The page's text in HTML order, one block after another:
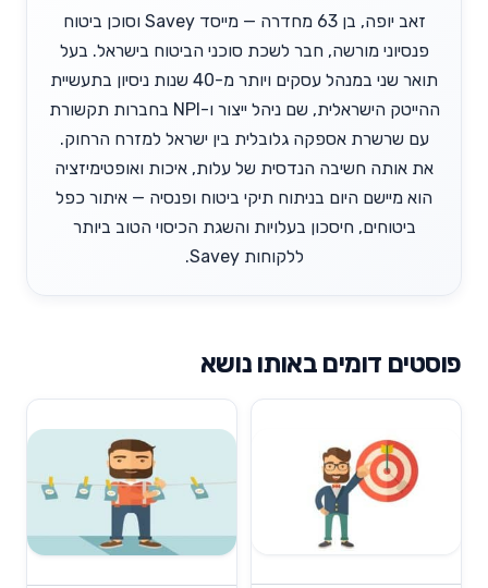
זאב יופה, בן 63 מחדרה — מייסד Savey וסוכן ביטוח
פנסיוני מורשה, חבר לשכת סוכני הביטוח בישראל. בעל
תואר שני במנהל עסקים ויותר מ-40 שנות ניסיון בתעשיית
ההייטק הישראלית, שם ניהל ייצור ו-NPI בחברות תקשורת
עם שרשרת אספקה גלובלית בין ישראל למזרח הרחוק.
את אותה חשיבה הנדסית של עלות, איכות ואופטימיזציה
הוא מיישם היום בניתוח תיקי ביטוח ופנסיה — איתור כפל
ביטוחים, חיסכון בעלויות והשגת הכיסוי הטוב ביותר
ללקוחות Savey.
פוסטים דומים באותו נושא